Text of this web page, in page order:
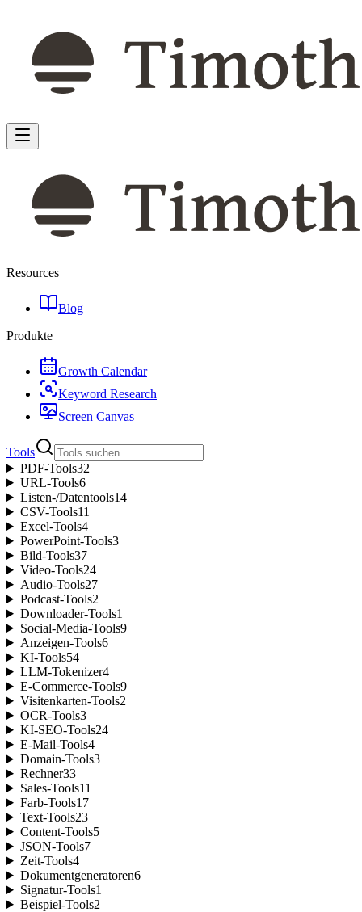
Resources
Blog
Produkte
Growth Calendar
Keyword Research
Screen Canvas
Tools
PDF-Tools32
URL-Tools6
Listen-/Datentools14
CSV-Tools11
Excel-Tools4
PowerPoint-Tools3
Bild-Tools37
Video-Tools24
Audio-Tools27
Podcast-Tools2
Downloader-Tools1
Social-Media-Tools9
Anzeigen-Tools6
KI-Tools54
LLM-Tokenizer4
E-Commerce-Tools9
Visitenkarten-Tools2
OCR-Tools3
KI-SEO-Tools24
E-Mail-Tools4
Domain-Tools3
Rechner33
Sales-Tools11
Farb-Tools17
Text-Tools23
Content-Tools5
JSON-Tools7
Zeit-Tools4
Dokumentgeneratoren6
Signatur-Tools1
Beispiel-Tools2